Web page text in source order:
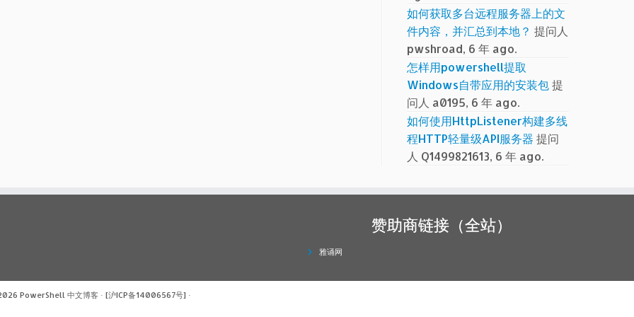
如何获取多台远程服务器上的文
件内容，并汇总到本地？ 提问人
pwshroad, 6 年 ago.
怎样用powershell提取
Windows自带应用的安装包提
问人 a0195, 6 年 ago.
如何使用HttpListener构建多线
程HTTP轻量级API服务器 提问
人 Q1499821613, 6 年 ago.
赞助商链接（全站）
雅诵网
PowerShell 中文博客 · [沪ICP备14006567号] ·